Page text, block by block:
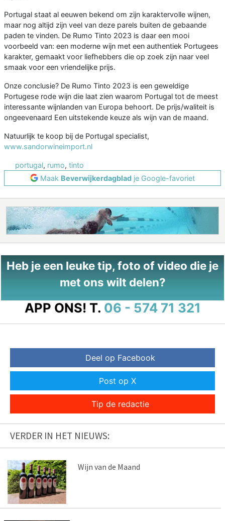
Portugal staat al eeuwen bekend om zijn karaktervolle wijnen,
maar nog altijd zijn veel van deze parels buiten de gebaande
paden te vinden. De Rumo Tinto 2023 is daar een mooi
voorbeeld van: een moderne wijn met een authentiek Portugees
karakter, gemaakt voor liefhebbers die op zoek zijn naar veel
smaak voor een vriendelijke prijs.
Onze conclusie? De Rumo Tinto 2023 is een geweldige
Portugese rode wijn die laat zien waarom Portugal tot de meest
interessante wijnlanden van Europa behoort. De prijs/waliteit is
ongeevenaard Een uitstekende keuze als wijn van de maand.
Natuurlijk te koop bij de Portugal specialist,
www.sandorwineimport.nl
portugal, rumo, tinto
Maak Beverwijkerdagblad je Google-favoriet
Heb je een leuke tip, foto of video die je
met ons wilt delen?
APP ONS! T. 06 - 574 71 321
Deel op Facebook
Post op X
Tip de redactie
VERDER IN HET NIEUWS:
Wijn van de Maand